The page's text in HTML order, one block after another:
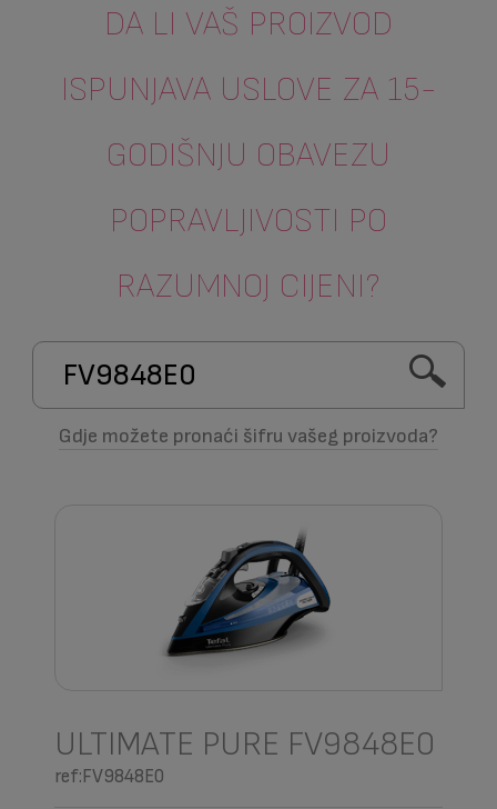
DA LI VAŠ PROIZVOD
ISPUNJAVA USLOVE ZA 15-
GODIŠNJU OBAVEZU
POPRAVLJIVOSTI PO
RAZUMNOJ CIJENI?
Gdje možete pronaći šifru vašeg proizvoda?
ULTIMATE PURE FV9848E0
ref:FV9848E0